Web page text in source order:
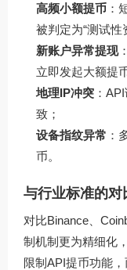
高频小额提币 ：
被判定为“测试性
新账户异常提现
立即发起大额提
地理IP冲突 ：
致；
设备指纹异常 ：
币。
与行业标准的对
对比Binance、
制机制更为精细化
限制API提币功能